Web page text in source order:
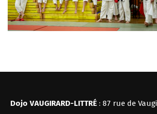
Dojo VAUGIRARD-LITTRÉ : 87 rue de